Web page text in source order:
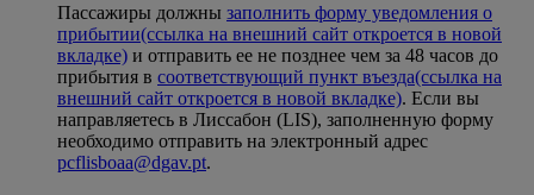
Пассажиры должны заполнить форму уведомления о
прибытии(ссылка на внешний сайт откроется в новой
вкладке) и отправить ее не позднее чем за 48 часов до
прибытия в соответствующий пункт въезда(ссылка на
внешний сайт откроется в новой вкладке). Если вы
направляетесь в Лиссабон (LIS), заполненную форму
необходимо отправить на электронный адрес
pcflisboaa@dgav.pt.